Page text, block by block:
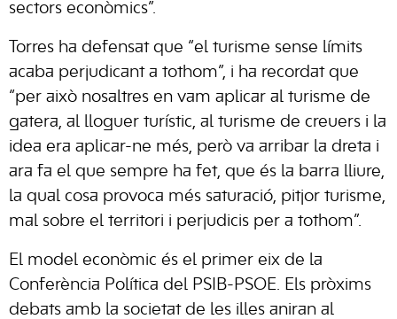
sectors econòmics”.
Torres ha defensat que “el turisme sense límits
acaba perjudicant a tothom”, i ha recordat que
“per això nosaltres en vam aplicar al turisme de
gatera, al lloguer turístic, al turisme de creuers i la
idea era aplicar-ne més, però va arribar la dreta i
ara fa el que sempre ha fet, que és la barra lliure,
la qual cosa provoca més saturació, pitjor turisme,
mal sobre el territori i perjudicis per a tothom”.
El model econòmic és el primer eix de la
Conferència Política del PSIB-PSOE. Els pròxims
debats amb la societat de les illes aniran al